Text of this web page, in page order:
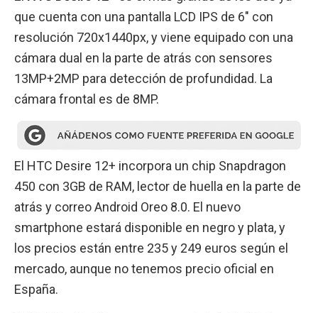
que cuenta con una pantalla LCD IPS de 6″ con
resolución 720x1440px, y viene equipado con una
cámara dual en la parte de atrás con sensores
13MP+2MP para detección de profundidad. La
cámara frontal es de 8MP.
El HTC Desire 12+ incorpora un chip Snapdragon
450 con 3GB de RAM, lector de huella en la parte de
atrás y correo Android Oreo 8.0. El nuevo
smartphone estará disponible en negro y plata, y
los precios están entre 235 y 249 euros según el
mercado, aunque no tenemos precio oficial en
España.